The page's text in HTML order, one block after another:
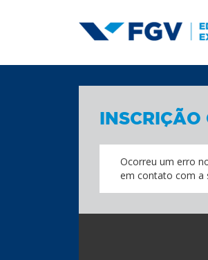
INSCRIÇÃO
Ocorreu um erro
em contato com a